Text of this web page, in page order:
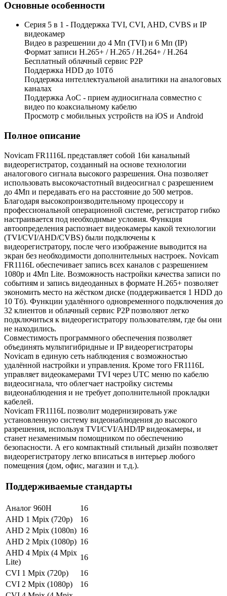
Основные особенности
Серия 5 в 1 - Поддержка TVI, CVI, AHD, CVBS и IP
видеокамер
Видео в разрешении до 4 Мп (TVI) и 6 Мп (IP)
Формат записи H.265+ / H.265 / H.264+ / H.264
Бесплатный облачный сервис Р2Р
Поддержка HDD до 10Тб
Поддержка интеллектуальной аналитики на аналоговых
каналах
Поддержка AoC - прием аудиосигнала совместно с
видео по коаксиальному кабелю
Просмотр с мобильных устройств на iOS и Android
Полное описание
Novicam FR1116L представляет собой 16и канальный
видеорегистратор, созданный на основе технологии
аналогового сигнала высокого разрешения. Она позволяет
использовать высокочастотный видеосигнал с разрешением
до 4Мп и передавать его на расстояние до 500 метров.
Благодаря высокопроизводительному процессору и
профессиональной операционной системе, регистратор гибко
настраивается под необходимые условия. Функция
автоопределения распознает видеокамеры какой технологии
(TVI/CVI/AHD/CVBS) были подключены к
видеорегистратору, после чего изображение выводится на
экран без необходимости дополнительных настроек. Novicam
FR1116L обеспечивает запись всех каналов с разрешением
1080р и 4Мп Lite. Возможность настройки качества записи по
событиям и запись видеоданных в формате H.265+ позволяет
экономить место на жёстком диске (поддерживается 1 HDD до
10 Tб). Функции удалённого одновременного подключения до
32 клиентов и облачный сервис P2P позволяют легко
подключиться к видеорегистратору пользователям, где бы они
не находились.
Совместимость программного обеспечения позволяет
объединять мультигибридные и IP видеорегистраторы
Novicam в единую сеть наблюдения с возможностью
удалённой настройки и управления. Кроме того FR1116L
управляет видеокамерами TVI через UTC меню по кабелю
видеосигнала, что облегчает настройку системы
видеонаблюдения и не требует дополнительной прокладки
кабелей.
Novicam FR1116L позволит модернизировать уже
установленную систему видеонаблюдения до высокого
разрешения, используя TVI/CVI/AHD/IP видеокамеры, и
станет незаменимым помощником по обеспечению
безопасности. А его компактный стильный дизайн позволяет
видеорегистратору легко вписаться в интерьер любого
помещения (дом, офис, магазин и т.д.).
Поддерживаемые стандарты
Аналог 960H
16
AHD 1 Mpix (720p)
16
AHD 2 Mpix (1080n) 16
AHD 2 Mpix (1080p) 16
AHD 4 Mpix (4 Mpix
Lite)
16
CVI 1 Mpix (720p)
16
CVI 2 Mpix (1080p)
16